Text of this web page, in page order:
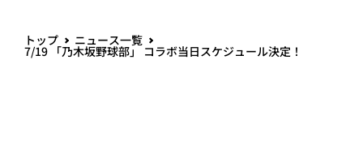
トップ ニュース一覧
7/19 「乃木坂野球部」 コラボ当日スケジュール決定！